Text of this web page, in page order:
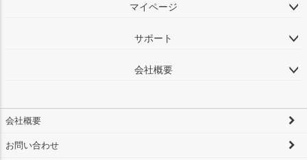
マイページ
サポート
会社概要
会社概要
お問い合わせ